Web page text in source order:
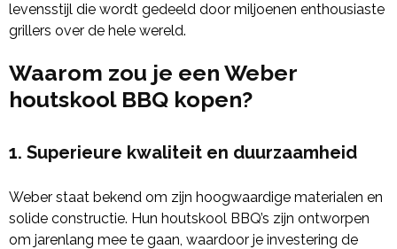
levensstijl die wordt gedeeld door miljoenen enthousiaste
grillers over de hele wereld.
Waarom zou je een Weber
houtskool BBQ kopen?
1. Superieure kwaliteit en duurzaamheid
Weber staat bekend om zijn hoogwaardige materialen en
solide constructie. Hun houtskool BBQ’s zijn ontworpen
om jarenlang mee te gaan, waardoor je investering de